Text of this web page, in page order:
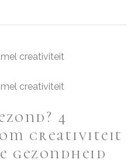
4
creativiteit
gezondheid